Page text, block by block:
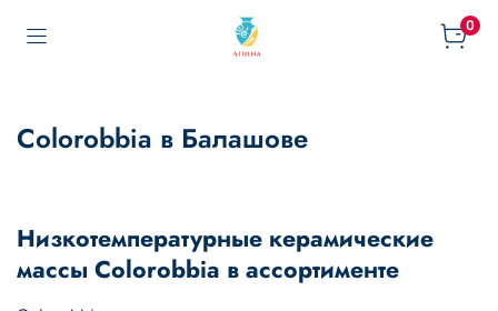
0
Colorobbia в Балашове
Низкотемпературные керамические
массы Colorobbia в ассортименте